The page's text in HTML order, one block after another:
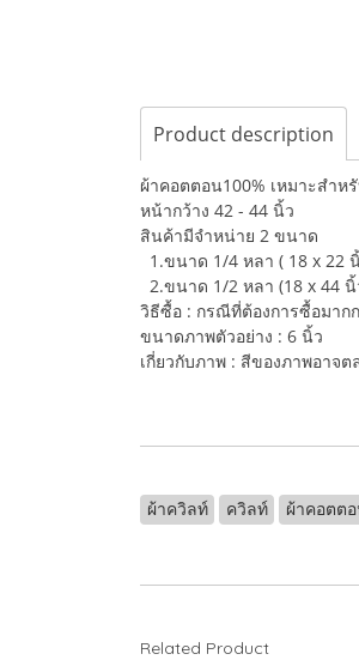
Product description
ผ้าคอตตอน100% เหมาะสำห
หน้ากว้าง 42 - 44 นิ้ว
สินค้ามีจำหน่าย 2 ขนาด
1.ขนาด 1/4 หลา ( 18 x 22
2.ขนาด 1/2 หลา (18 x 44 นิ้
วิธีซื้อ : กรณีที่ต้องการซื้อมาก
ขนาดภาพตัวอย่าง : 6 นิ้ว
เกี่ยวกับภาพ : สีของภาพอาจ
ผ้าควิลท์ ควิลท์ ผ้าคอตต
Related Product